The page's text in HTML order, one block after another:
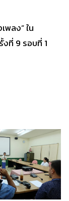
พลง” ใน
ที่ 9 รอบที่ 1